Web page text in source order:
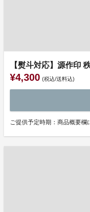
【熨斗対応】源作印
¥4,300 (税込/送料込)
ご提供予定時期：商品概要欄